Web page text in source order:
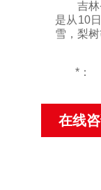
吉林省
是从 10
雪，梨
*：
在线